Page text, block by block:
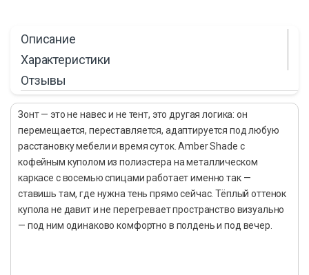
Описание
Характеристики
Отзывы
Зонт — это не навес и не тент, это другая логика: он
перемещается, переставляется, адаптируется под любую
расстановку мебели и время суток. Amber Shade с
кофейным куполом из полиэстера на металлическом
каркасе с восемью спицами работает именно так —
ставишь там, где нужна тень прямо сейчас. Тёплый оттенок
купола не давит и не перегревает пространство визуально
— под ним одинаково комфортно в полдень и под вечер.